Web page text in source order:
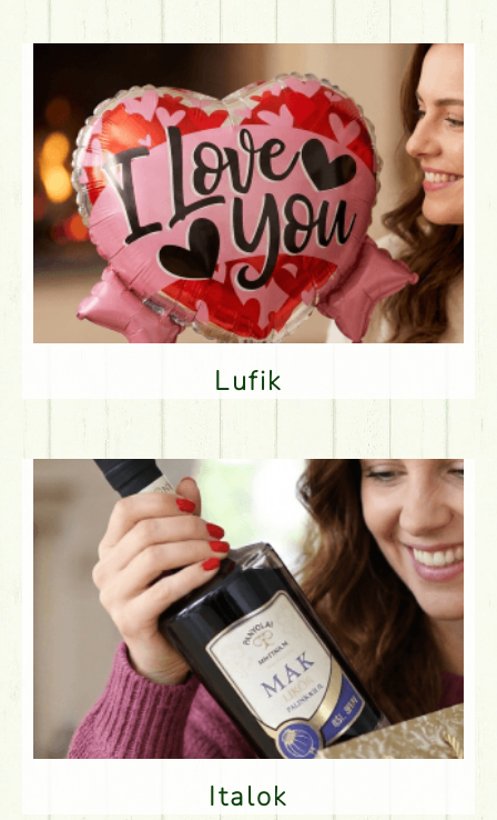
Lufik
Italok